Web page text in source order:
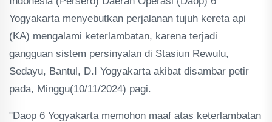
Yogyakarta menyebutkan perjalanan tujuh kereta api
(KA) mengalami keterlambatan, karena terjadi
gangguan sistem persinyalan di Stasiun Rewulu,
Sedayu, Bantul, D.I Yogyakarta akibat disambar petir
pada, Minggu(10/11/2024) pagi.
"Daop 6 Yogyakarta memohon maaf atas keterlambatan